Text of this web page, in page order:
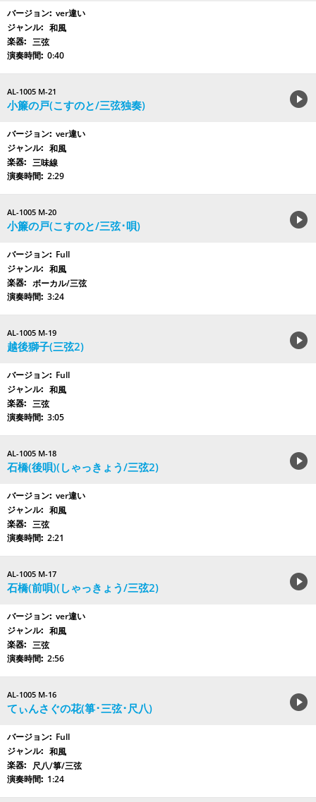
ver違い
和風
三弦
0:40
AL-1005 M-21
小簾の戸(こすのと/三弦独奏)
ver違い
和風
三味線
2:29
AL-1005 M-20
小簾の戸(こすのと/三弦･唄)
Full
和風
ボーカル/三弦
3:24
AL-1005 M-19
越後獅子(三弦2)
Full
和風
三弦
3:05
AL-1005 M-18
石橋(後唄)(しゃっきょう/三弦2)
ver違い
和風
三弦
2:21
AL-1005 M-17
石橋(前唄)(しゃっきょう/三弦2)
ver違い
和風
三弦
2:56
AL-1005 M-16
てぃんさぐの花(箏･三弦･尺八)
Full
和風
尺八/箏/三弦
1:24